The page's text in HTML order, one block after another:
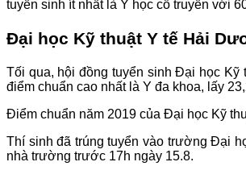
tuyển sinh ít nhất là Y học cổ truyền với
Đại học Kỹ thuật Y tế Hải
Tối qua, hội đồng tuyển sinh Đại học
điểm chuẩn cao nhất là Y đa khoa, lấy
Điểm chuẩn năm 2019 của Đại học Kỹ
Thí sinh đã trúng tuyển vào trường Đại
nhà trường trước 17h ngày 15.8.